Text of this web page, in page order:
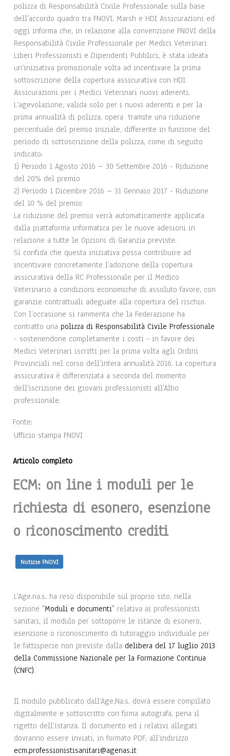
polizza di Responsabilità Civile Professionale sulla base
dell'accordo quadro tra FNOVI, Marsh e HDI Assicurazioni ed
oggi informa che, in relazione alla convenzione FNOVI della
Responsabilità Civile Professionale per Medici Veterinari
Liberi Professionisti e Dipendenti Pubblici, è stata ideata
un’iniziativa promozionale volta ad incentivare la prima
sottoscrizione della copertura assicurativa con HDI
Assicurazioni per i Medici Veterinari nuovi aderenti.
L’agevolazione, valida solo per i nuovi aderenti e per la
prima annualità di polizza, opera tramite una riduzione
percentuale del premio iniziale, differente in funzione del
periodo di sottoscrizione della polizza, come di seguito
indicato:
1) Periodo 1 Agosto 2016 – 30 Settembre 2016 - Riduzione
del 20% del premio
2) Periodo 1 Dicembre 2016 – 31 Gennaio 2017 - Riduzione
del 10 % del premio
La riduzione del premio verrà automaticamente applicata
dalla piattaforma informatica per le nuove adesioni in
relazione a tutte le Opzioni di Garanzia previste.
Si confida che questa iniziativa possa contribuire ad
incentivare concretamente l’adozione della copertura
assicurativa della RC Professionale per il Medico
Veterinario a condizioni economiche di assoluto favore, con
garanzie contrattuali adeguate alla copertura del rischio.
Con l’occasione si rammenta che la Federazione ha
contratto una polizza di Responsabilità Civile Professionale
- sostenendone completamente i costi - in favore dei
Medici Veterinari iscritti per la prima volta agli Ordini
Provinciali nel corso dell’intera annualità 2016. La copertura
assicurativa è differenziata a seconda del momento
dell’iscrizione dei giovani professionisti all’Albo
professionale.
Fonte:
Ufficio stampa FNOVI
Articolo completo
ECM: on line i moduli per le
richiesta di esonero, esenzione
o riconoscimento crediti
Notizie FNOVI
L’Age.na.s. ha reso disponibile sul proprio sito, nella
sezione "Moduli e documenti" relativa ai professionisti
sanitari, il modulo per sottoporre le istanze di esonero,
esenzione o riconoscimento di tutoraggio individuale per
le fattispecie non previste dalla delibera del 17 luglio 2013
della Commissione Nazionale per la Formazione Continua
(CNFC).
Il modulo pubblicato dall’Age.Na.s. dovrà essere compilato
digitalmente e sottoscritto con firma autografa, pena il
rigetto dell’istanza. Il documento ed i relativi allegati
dovranno essere inviati, in formato PDF, all’indirizzo
ecm.professionistisanitari@agenas.it